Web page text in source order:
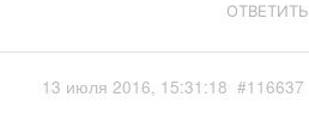
ОТВЕТИТЬ
13 июля 2016, 15:31:18 #116637